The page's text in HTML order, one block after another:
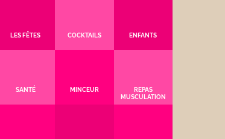
LES FÊTES COCKTAILS ENFANTS
SANTÉ MINCEUR
REPAS
MUSCULATION